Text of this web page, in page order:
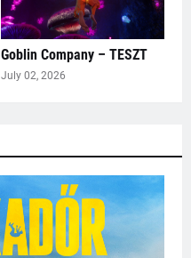
Goblin Company – TESZT
July 02, 2026